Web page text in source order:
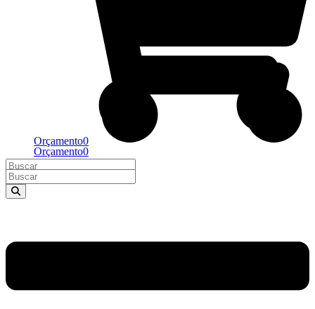
Orçamento0
Orçamento0